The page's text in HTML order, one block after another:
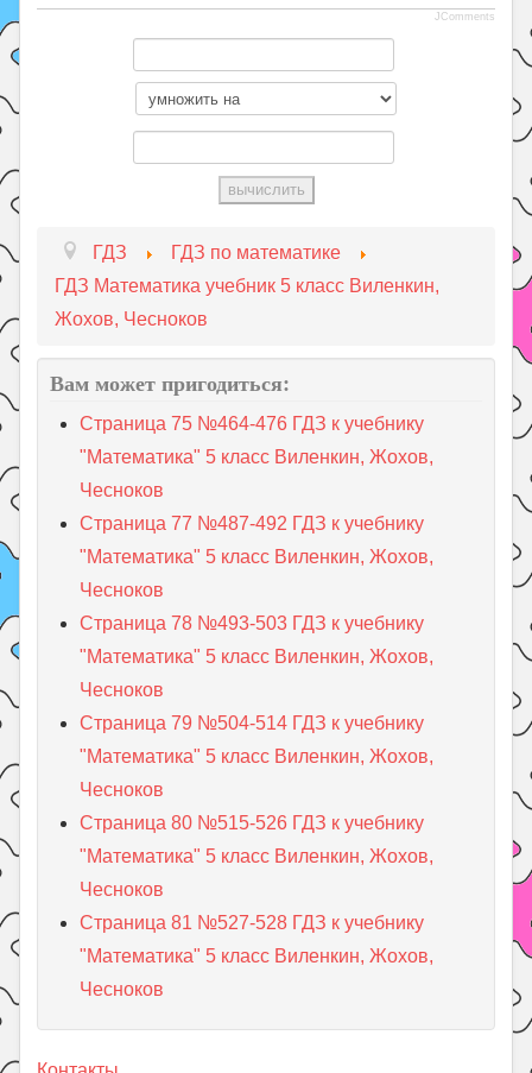
JComments
ГДЗ
ГДЗ по математике
ГДЗ Математика учебник 5 класс Виленкин,
Жохов, Чесноков
Вам может пригодиться:
Страница 75 №464-476 ГДЗ к учебнику
"Математика" 5 класс Виленкин, Жохов,
Чесноков
Страница 77 №487-492 ГДЗ к учебнику
"Математика" 5 класс Виленкин, Жохов,
Чесноков
Страница 78 №493-503 ГДЗ к учебнику
"Математика" 5 класс Виленкин, Жохов,
Чесноков
Страница 79 №504-514 ГДЗ к учебнику
"Математика" 5 класс Виленкин, Жохов,
Чесноков
Страница 80 №515-526 ГДЗ к учебнику
"Математика" 5 класс Виленкин, Жохов,
Чесноков
Страница 81 №527-528 ГДЗ к учебнику
"Математика" 5 класс Виленкин, Жохов,
Чесноков